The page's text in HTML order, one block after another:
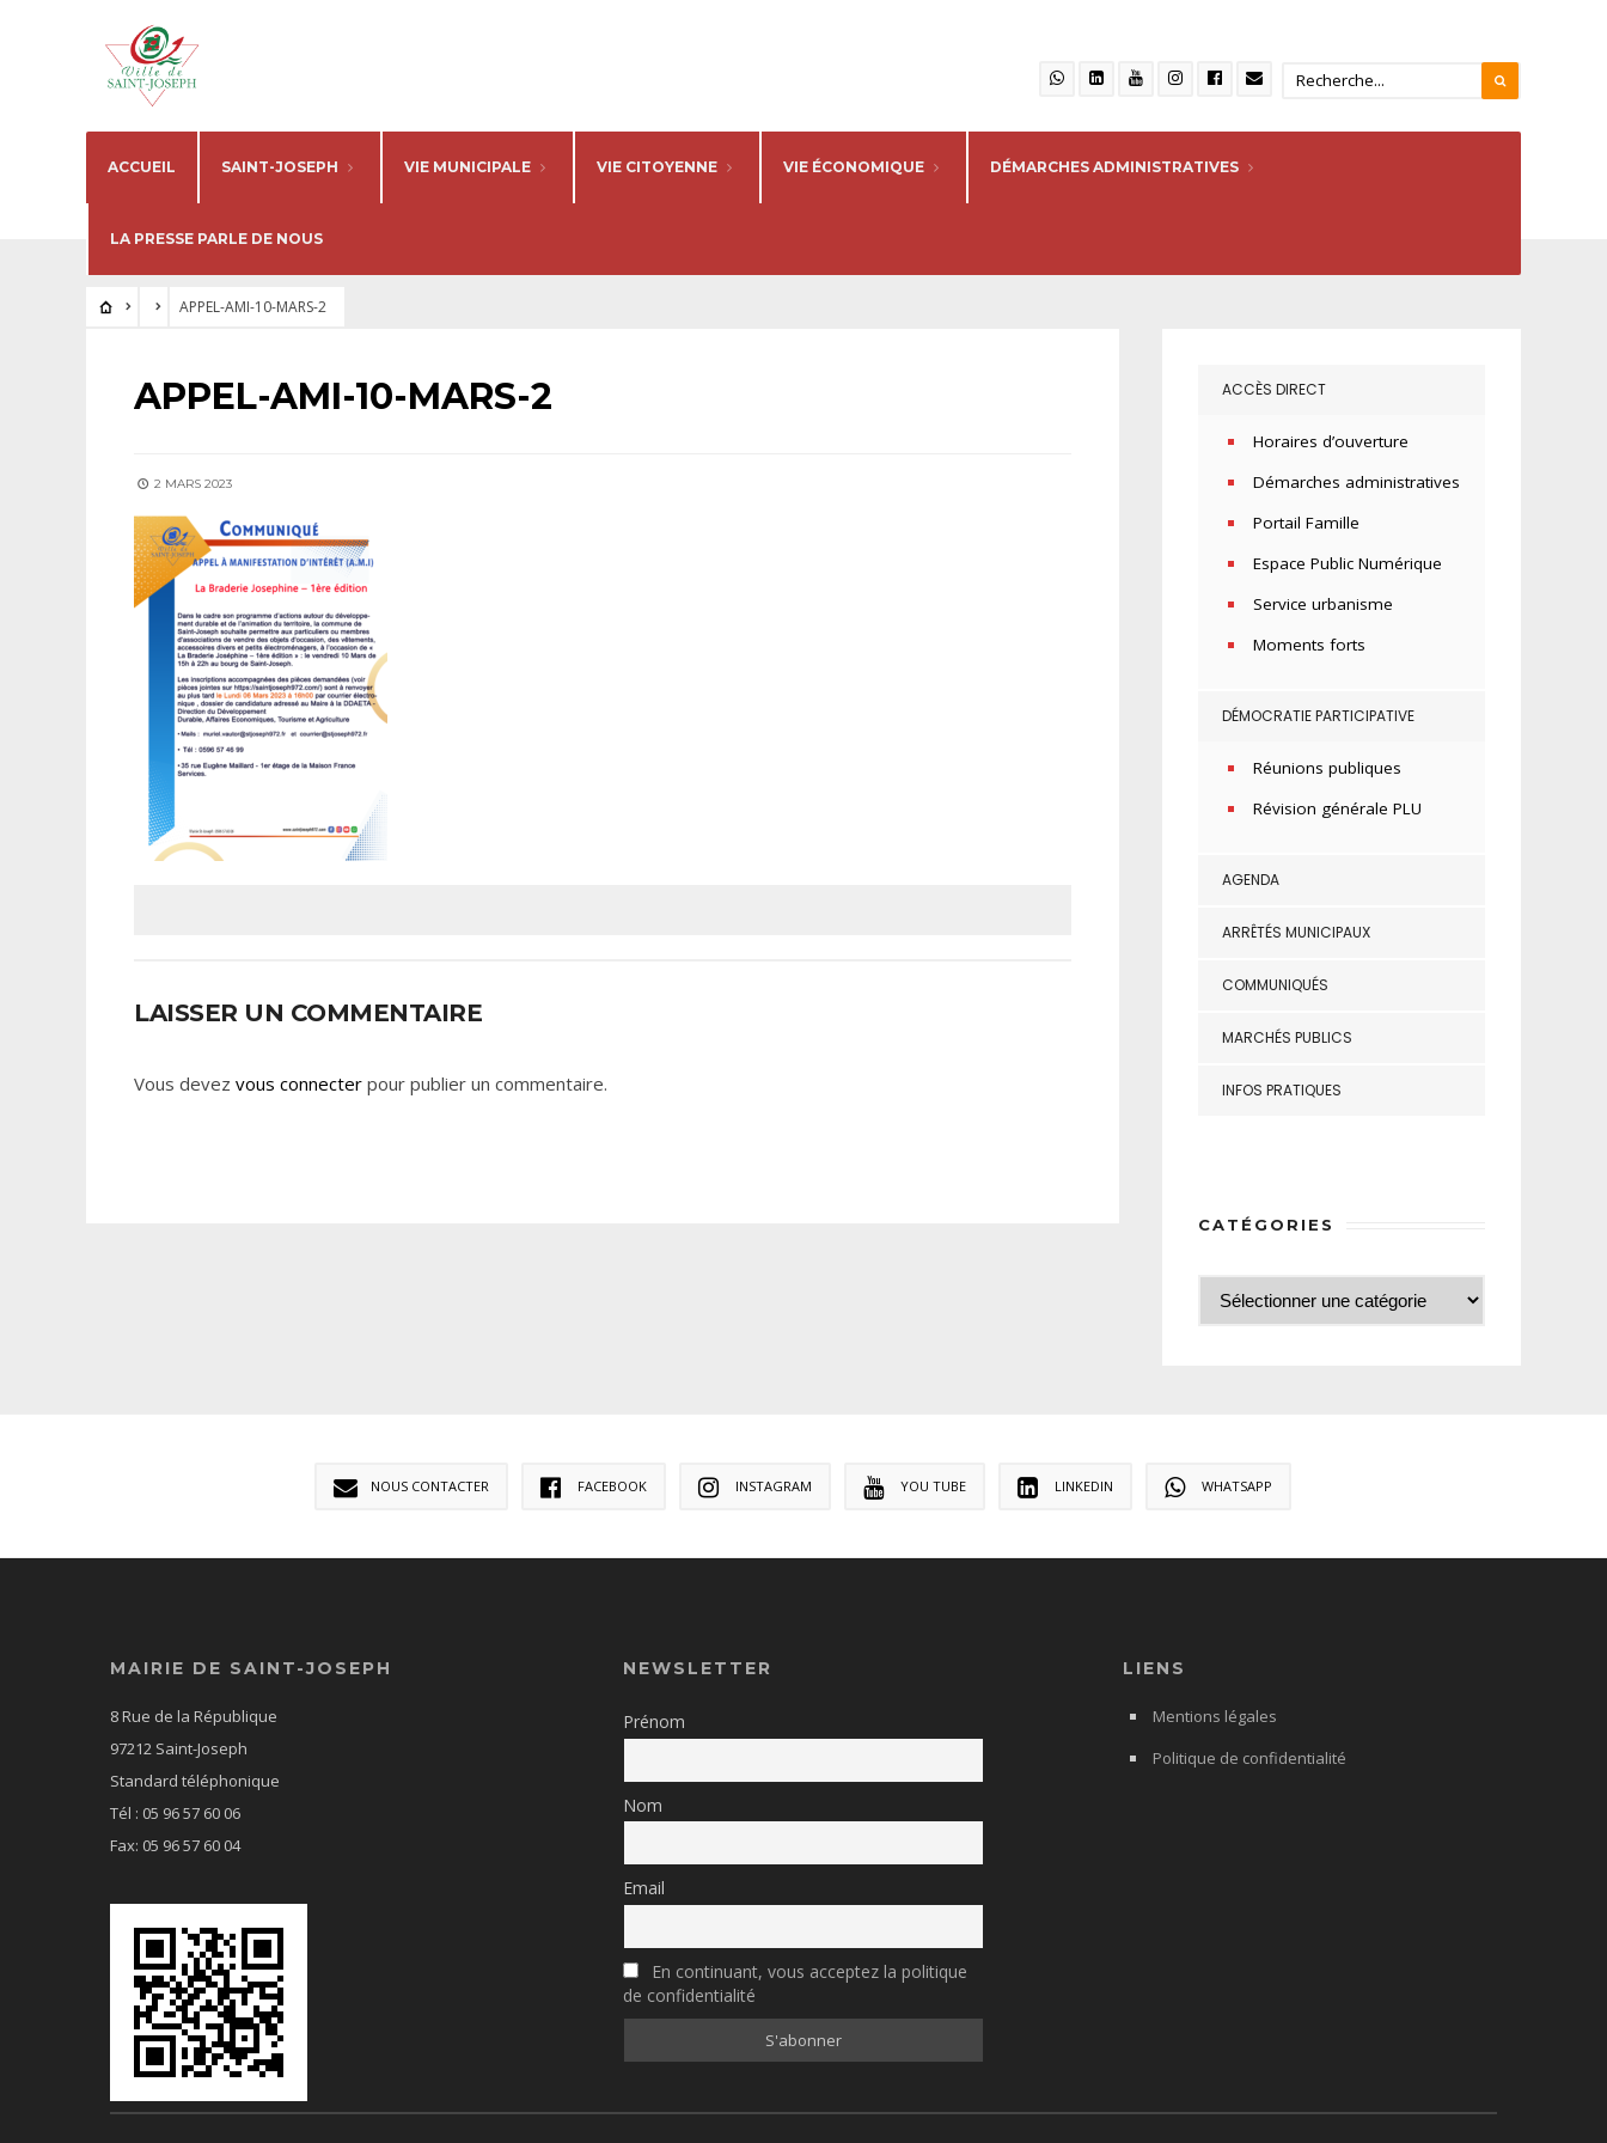
ACCUEIL SAINT-JOSEPH VIE MUNICIPALE VIE CITOYENNE VIE ÉCONOMIQUE DÉMARCHES ADMINISTRATIVES
LA PRESSE PARLE DE NOUS
APPEL-AMI-10-MARS-2
APPEL-AMI-10-MARS-2
2 MARS 2023
LAISSER UN COMMENTAIRE
Vous devez vous connecter pour publier un commentaire.
ACCÈS DIRECT
Horaires d’ouverture
Démarches administratives
Portail Famille
Espace Public Numérique
Service urbanisme
Moments forts
DÉMOCRATIE PARTICIPATIVE
Réunions publiques
Révision générale PLU
AGENDA
ARRÊTÉS MUNICIPAUX
COMMUNIQUÉS
MARCHÉS PUBLICS
INFOS PRATIQUES
CATÉGORIES
NOUS CONTACTER FACEBOOK INSTAGRAM YOU TUBE LINKEDIN WHATSAPP
MAIRIE DE SAINT-JOSEPH
8 Rue de la République
97212 Saint-Joseph
Standard téléphonique
Tél : 05 96 57 60 06
Fax: 05 96 57 60 04
NEWSLETTER
Prénom
Nom
Email
En continuant, vous acceptez la politique
de confidentialité
LIENS
Mentions légales
Politique de confidentialité